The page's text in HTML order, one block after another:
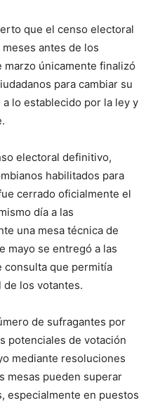
que el censo electoral
antes de los
marzo únicamente finalizó
para cambiar su
lo establecido por la ley y
electoral definitivo,
habilitados para
cerrado oficialmente el
día a las
una mesa técnica de
mayo se entregó a las
consulta que permitía
los votantes.
de sufragantes por
potenciales de votación
mediante resoluciones
mesas pueden superar
especialmente en puestos